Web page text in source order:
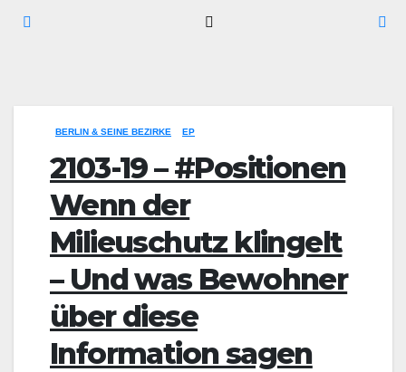
BERLIN & SEINE BEZIRKE EP
2103-19 – #Positionen
Wenn der
Milieuschutz klingelt
– Und was Bewohner
über diese
Information sagen